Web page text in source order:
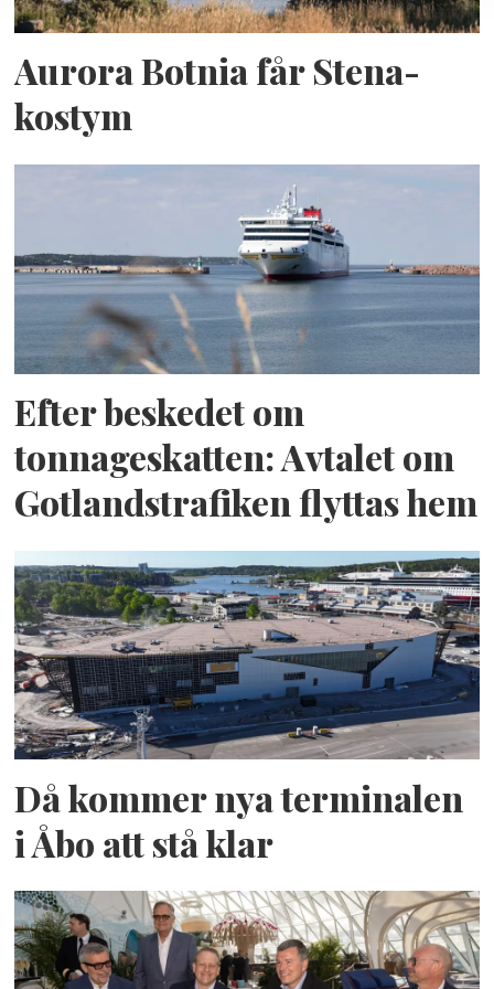
Aurora Botnia får Stena-
kostym
Efter beskedet om
tonnageskatten: Avtalet om
Gotlandstrafiken flyttas hem
Då kommer nya terminalen
i Åbo att stå klar